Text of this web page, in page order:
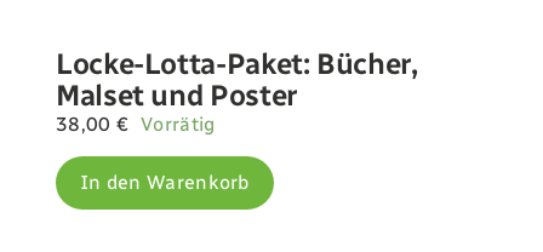
Kontakt
Shop
Locke-Lotta-Paket: Bücher,
Malset und Poster
38,00 € Vorrätig
In den Warenkorb